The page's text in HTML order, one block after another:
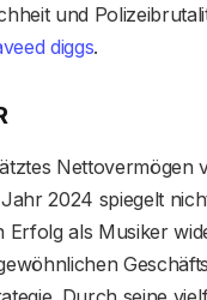
und
diggs.
Nettovermögen
2024 spiegelt
Erfolg als Musiker